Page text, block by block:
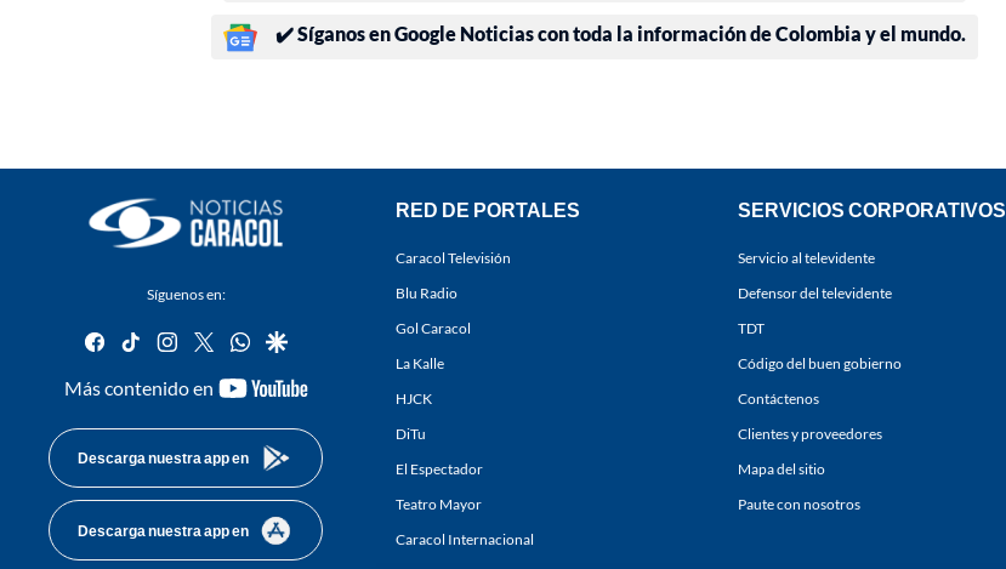
✔️ Síganos en Google Noticias con toda la información de Colombia y el mundo.
Síguenos en:
facebook
tiktok instagram
twitterwhatsapp
google
Más contenido en
youtube-
Descarga nuestra app en
Descarga nuestra app en
RED DE PORTALES
Caracol Televisión
Blu Radio
Gol Caracol
La Kalle
HJCK
DiTu
El Espectador
Teatro Mayor
Caracol Internacional
SERVICIOS CORPORATIVOS
Servicio al televidente
Defensor del televidente
TDT
Código del buen gobierno
Contáctenos
Clientes y proveedores
Mapa del sitio
Paute con nosotros